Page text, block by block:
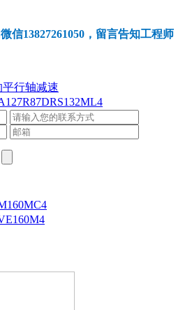
信13827261050，留言告知工程师
行轴减速